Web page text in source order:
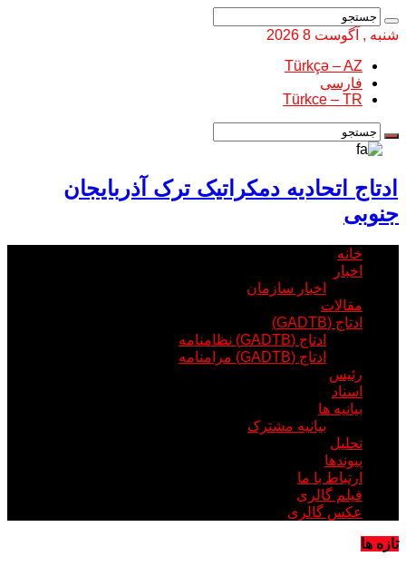
شنبه , آگوست 8 2026
Türkçə – AZ
فارسی
Türkce – TR
ادتاج اتحادیه دمکراتیک ترک آذربایجان
جنوبی
خانه
اخبار
اخبار سازمان
مقالات
ادتاج (GADTB)
ادتاج (GADTB) نظامنامه
ادتاج (GADTB) مرامنامه
رئیس
اسناد
بیانیه ها
بیانیه مشترک
تحلیل
پیوندها
ارتباط با ما
فیلم گالری
عکس گالری
تازه ها